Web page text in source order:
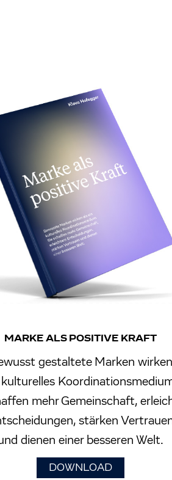
MARKE ALS POSITIVE KRAFT
gestaltete Marken wirken
kulturelles
mehr Gemeinschaft,
stärken
dienen einer besseren Welt.
DOWNLOAD